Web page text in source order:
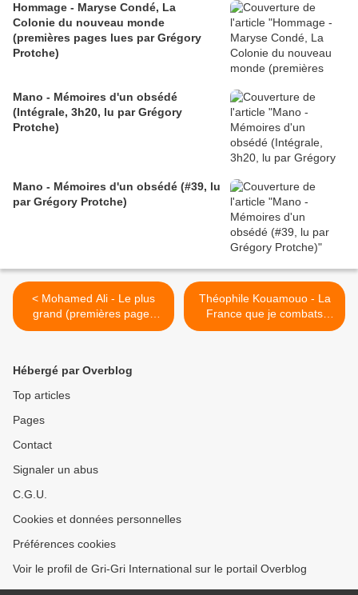
Hommage - Maryse Condé, La
Colonie du nouveau monde
(premières pages lues par Grégory
Protche)
Mano - Mémoires d'un obsédé
(Intégrale, 3h20, lu par Grégory
Protche)
Mano - Mémoires d'un obsédé (#39, lu
par Grégory Protche)
< Mohamed Ali - Le plus
grand (premières pages
lues par Grégory Protche)
Théophile Kouamouo - La
France que je combats
(premières pages lues par
Hébergé par Overblog
Top articles
Pages
Contact
Signaler un abus
C.G.U.
Cookies et données personnelles
Préférences cookies
Voir le profil de Gri-Gri International sur le portail Overblog